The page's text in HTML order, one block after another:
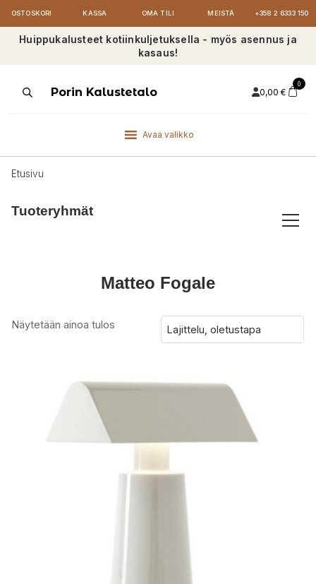
OSTOSKORI KASSA OMA TILI MEISTÄ +358 2 6333 150
Huippukalusteet kotiinkuljetuksella - myös asennus ja
kasaus!
ProductsPorin Kalustetalo 0,00 €
0
Avaa valikko
Etusivu
Tuoteryhmät
Matteo Fogale
Näytetään ainoa tulos